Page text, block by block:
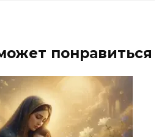
понравиться